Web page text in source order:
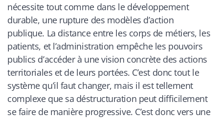
nécessite tout comme dans le développement
durable, une rupture des modèles d’action
publique. La distance entre les corps de métiers, les
patients, et l’administration empêche les pouvoirs
publics d’accéder à une vision concrète des actions
territoriales et de leurs portées. C’est donc tout le
système qu’il faut changer, mais il est tellement
complexe que sa déstructuration peut difficilement
se faire de manière progressive. C’est donc vers une